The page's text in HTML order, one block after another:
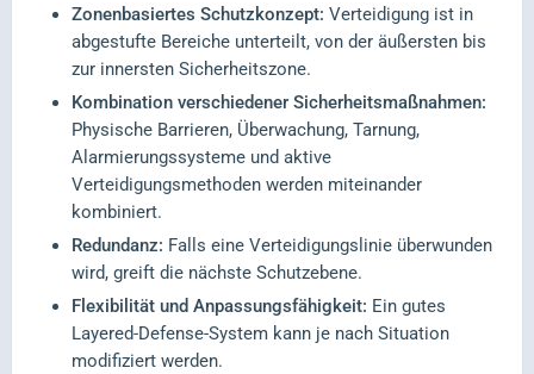
Zonenbasiertes Schutzkonzept: Verteidigung ist in
abgestufte Bereiche unterteilt, von der äußersten bis
zur innersten Sicherheitszone.
Kombination verschiedener Sicherheitsmaßnahmen:
Physische Barrieren, Überwachung, Tarnung,
Alarmierungssysteme und aktive
Verteidigungsmethoden werden miteinander
kombiniert.
Redundanz: Falls eine Verteidigungslinie überwunden
wird, greift die nächste Schutzebene.
Flexibilität und Anpassungsfähigkeit: Ein gutes
Layered-Defense-System kann je nach Situation
modifiziert werden.